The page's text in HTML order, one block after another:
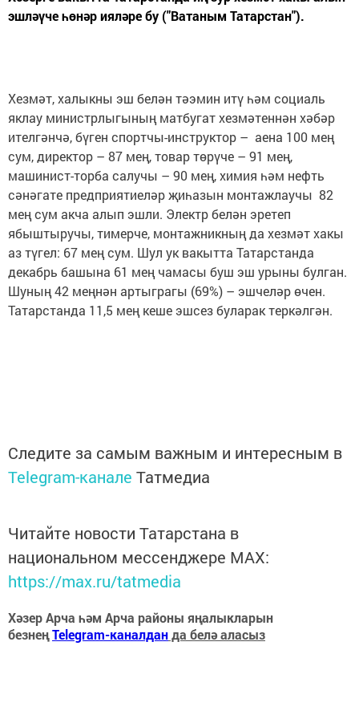
эшләүче һөнәр ияләре бу ("Ватаным Татарстан").
Хезмәт, халыкны эш белән тәэмин итү һәм социаль
яклау министрлыгының матбугат хезмәтеннән хәбәр
ителгәнчә, бүген спортчы-инструктор – аена 100 мең
сум, директор – 87 мең, товар төрүче – 91 мең,
машинист-торба салучы – 90 мең, химия һәм нефть
сәнәгате предприятиеләр җиһазын монтажлаучы 82
мең сум акча алып эшли. Электр белән эретеп
ябыштыручы, тимерче, монтажникның да хезмәт хакы
аз түгел: 67 мең сум. Шул ук вакытта Татарстанда
декабрь башына 61 мең чамасы буш эш урыны булган.
Шуның 42 меңнән артыграгы (69%) – эшчеләр өчен.
Татарстанда 11,5 мең кеше эшсез буларак теркәлгән.
Следите за самым важным и интересным в
Telegram-канале Татмедиа
Читайте новости Татарстана в
национальном мессенджере MАХ:
https://max.ru/tatmedia
Хәзер Арча һәм Арча районы яңалыкларын
безнеңTelegram-каналданда белә аласыз